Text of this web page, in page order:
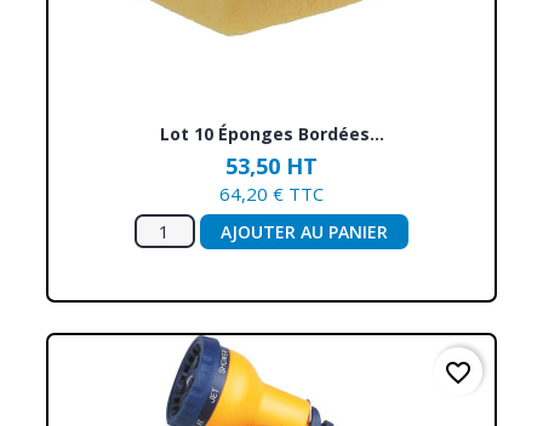
Lot 10 Éponges Bordées...
53,50 HT
64,20 € TTC
AJOUTER AU PANIER
favorite_border